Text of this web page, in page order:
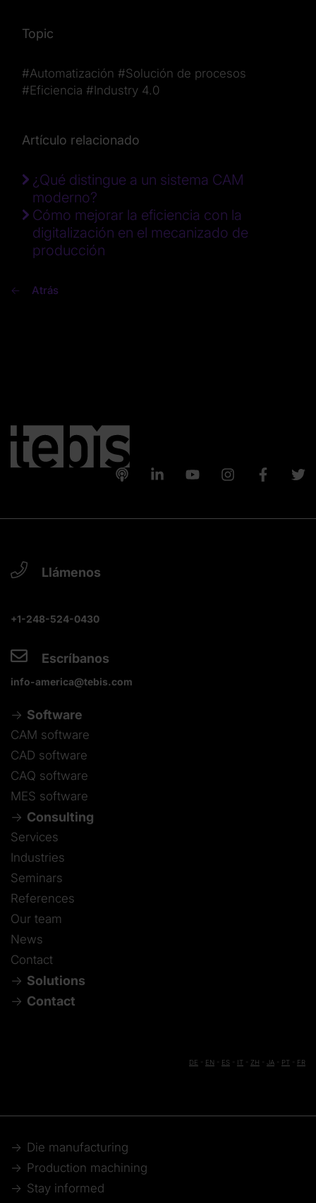
Topic
#Automatización #Solución de procesos
#Eficiencia #Industry 4.0
Artículo relacionado
¿Qué distingue a un sistema CAM
moderno?
Cómo mejorar la eficiencia con la
digitalización en el mecanizado de
producción
Atrás
Llámenos
+1-248-524-0430
Escríbanos
info-america@tebis.com
Software
CAM software
CAD software
CAQ software
MES software
Consulting
Services
Industries
Seminars
References
Our team
News
Contact
Solutions
Contact
DE EN ES IT ZH JA PT FR
Die manufacturing
Production machining
Stay informed